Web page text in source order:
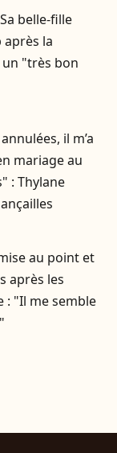
belle-fille
la
un "très bon
il m’a
mariage au
: Thylane
au point et
après les
: "Il me semble